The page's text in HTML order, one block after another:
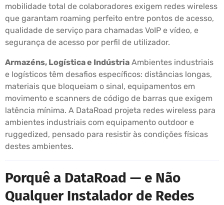
mobilidade total de colaboradores exigem redes wireless
que garantam roaming perfeito entre pontos de acesso,
qualidade de serviço para chamadas VoIP e vídeo, e
segurança de acesso por perfil de utilizador.
Armazéns, Logística e Indústria Ambientes industriais
e logísticos têm desafios específicos: distâncias longas,
materiais que bloqueiam o sinal, equipamentos em
movimento e scanners de código de barras que exigem
latência mínima. A DataRoad projeta redes wireless para
ambientes industriais com equipamento outdoor e
ruggedized, pensado para resistir às condições físicas
destes ambientes.
Porquê a DataRoad — e Não
Qualquer Instalador de Redes